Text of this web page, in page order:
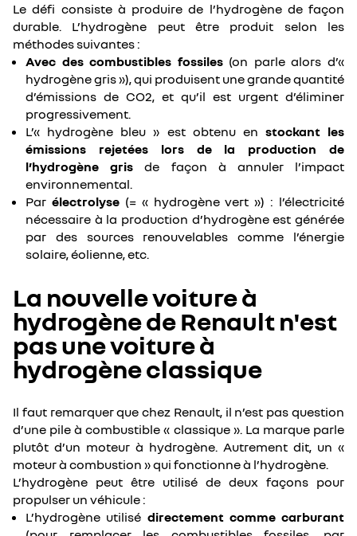
Le défi consiste à produire de l’hydrogène de façon
durable. L’hydrogène peut être produit selon les
méthodes suivantes :
Avec des combustibles fossiles(on parle alors d’«
hydrogène gris »), qui produisent une grande quantité
d’émissions de CO2, et qu’il est urgent d’éliminer
progressivement.
L’« hydrogène bleu » est obtenu en stockant les
émissions rejetées lors de la production de
l’hydrogène gris de façon à annuler l’impact
environnemental.
Par électrolyse(= « hydrogène vert ») : l’électricité
nécessaire à la production d’hydrogène est générée
par des sources renouvelables comme l’énergie
solaire, éolienne, etc.
La nouvelle voiture à
hydrogène de Renault n'est
pas une voiture à
hydrogène classique
Il faut remarquer que chez Renault, il n’est pas question
d’une pile à combustible « classique ». La marque parle
plutôt d’un moteur à hydrogène. Autrement dit, un «
moteur à combustion » qui fonctionne à l’hydrogène.
L’hydrogène peut être utilisé de deux façons pour
propulser un véhicule :
L’hydrogène utilisé directement comme carburant